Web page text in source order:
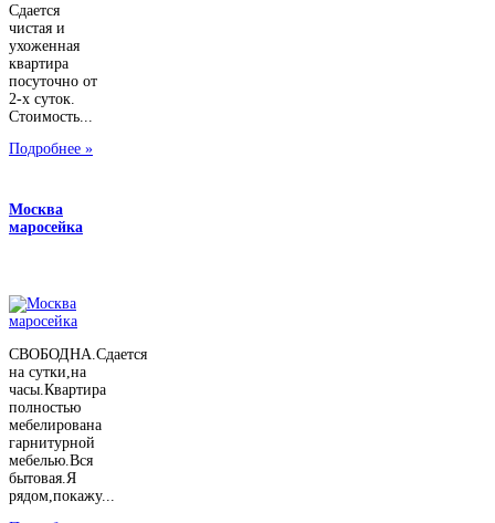
Сдается
чистая и
ухоженная
квартира
посуточно от
2-х суток.
Стоимость...
Подробнее »
Москва
маросейка
СВОБОДНА.Сдается
на сутки,на
часы.Квартира
полностью
мебелирована
гарнитурной
мебелью.Вся
бытовая.Я
рядом,покажу...